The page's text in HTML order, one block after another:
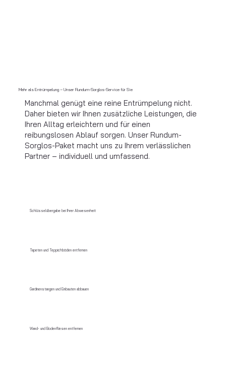
Mehr als Entrümpelung – Unser Rundum-Sorglos-Service für Sie
Manchmal genügt eine reine Entrümpelung nicht.
Daher bieten wir Ihnen zusätzliche Leistungen, die
Ihren Alltag erleichtern und für einen
reibungslosen Ablauf sorgen. Unser Rundum-
Sorglos-Paket macht uns zu Ihrem verlässlichen
Partner – individuell und umfassend.
Schlüsselübergabe bei Ihrer Abwesenheit
Tapeten und Teppichböden entfernen
Gardinenstangen und Einbauten abbauen
Wand- und Bodenfliesen entfernen